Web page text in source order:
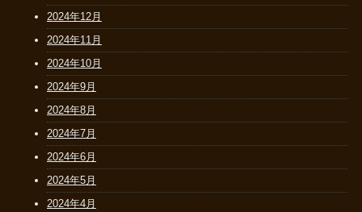
2024年12月
2024年11月
2024年10月
2024年9月
2024年8月
2024年7月
2024年6月
2024年5月
2024年4月